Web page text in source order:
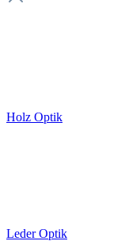
Holz Optik
Leder Optik